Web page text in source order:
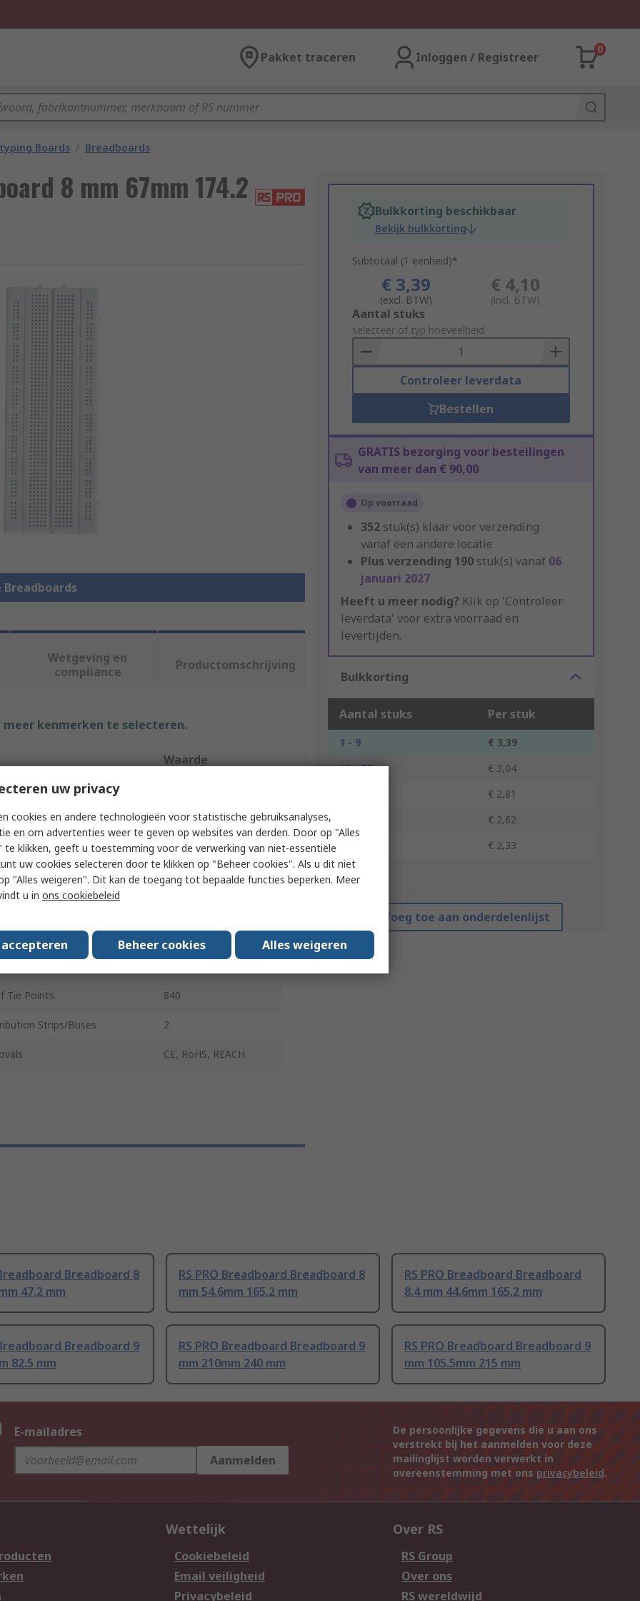
Pakket traceren Inloggen / Registreer
0
Boards / Breadboards
8 mm 67mm 174.2
Bulkkorting beschikbaar
Bekijk bulkkorting
Subtotaal (1 eenheid)*
€ 3,39
(excl. BTW)
€ 4,10
(incl. BTW)
Add
to
Basket
Aantal stuks
selecteer of typ hoeveelheid
Controleer leverdata
Bestellen
GRATIS bezorging voor bestellingen
van meer dan € 90,00
Op voorraad
352 stuk(s) klaar voor verzending
vanaf een andere locatie
Plus verzending 190 stuk(s) vanaf 06
januari 2027
Heeft u meer nodig? Klik op 'Controleer
leverdata' voor extra voorraad en
levertijden.
Bulkkorting
Aantal stuks Per stuk
1 - 9
€ 3,39
10 - 99
€ 3,04
€ 2,81
€ 2,62
€ 2,33
*prijsindicatie
Voeg toe aan onderdelenlijst
Wetgeving en
compliance
Productomschrijving
kenmerken te selecteren.
Waarde
Breadboard
Breadboard
174.2mm
Strips
Tie Points 840
Strips/Buses 2
CE, RoHS, REACH
Breadboard 8
47.2 mm
RS PRO Breadboard Breadboard 8
mm 54.6mm 165.2 mm
RS PRO Breadboard Breadboard
8.4 mm 44.6mm 165.2 mm
Breadboard 9
82.5 mm
RS PRO Breadboard Breadboard 9
mm 210mm 240 mm
RS PRO Breadboard Breadboard 9
mm 105.5mm 215 mm
E-mailadres
Aanmelden
De persoonlijke gegevens die u aan ons
verstrekt bij het aanmelden voor deze
mailinglijst worden verwerkt in
overeenstemming met ons privacybeleid.
Wettelijk
Cookiebeleid
Email veiligheid
Privacybeleid
Over RS
RS Group
Over ons
RS wereldwijd
uw privacy
cookies en andere technologieën voor statistische gebruiksanalyses,
en om advertenties weer te geven op websites van derden. Door op "Alles
te klikken, geeft u toestemming voor de verwerking van niet-essentiële
uw cookies selecteren door te klikken op "Beheer cookies". Als u dit niet
"Alles weigeren". Dit kan de toegang tot bepaalde functies beperken. Meer
u in ons cookiebeleid
Beheer cookies Alles weigeren